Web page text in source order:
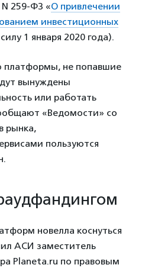
N 259-ФЗ «О привлечении
инвестиционных
1 января 2020 года).
платформы, не попавшие
вынуждены
или работать
«Ведомости» со
рынка,
пользуются
новелла коснуться
АСИ заместитель
Planeta.ru по правовым